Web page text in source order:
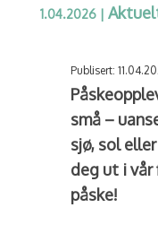
1.04.2026|
Publisert:
små –
sjø, sol
deg ut i
påske!